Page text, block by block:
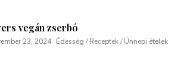
vegán zserbó
23, 2024 Édesség / Receptek / Ünnepi ételek